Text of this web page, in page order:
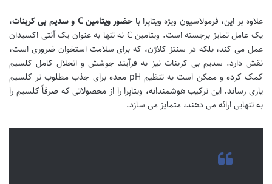
علاوه بر این، فرمولاسیون ویژه ویتاپرا با حضور ویتامین C و سدیم بی کربنات
،
یک عامل تمایز برجسته است. ویتامین C نه تنها به عنوان یک آنتی اکسیدان
عمل می کند، بلکه در سنتز کلاژن، که برای سلامت استخوان ضروری است،
نقش دارد. سدیم بی کربنات نیز به فرآیند جوشش و انحلال کامل کلسیم
کمک کرده و ممکن است به تنظیم pH معده برای جذب مطلوب تر کلسیم
یاری رساند. این ترکیب هوشمندانه، ویتاپرا را از محصولاتی که صرفاً کلسیم را
به تنهایی ارائه می دهند، متمایز می سازد.